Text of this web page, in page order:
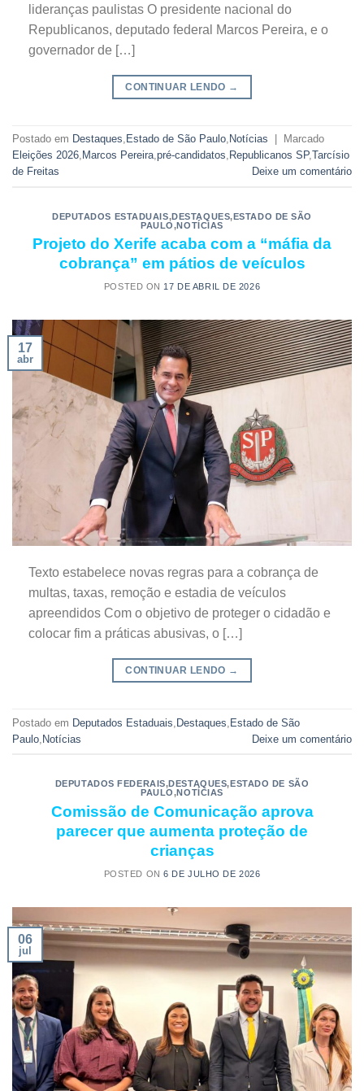
lideranças paulistas O presidente nacional do
Republicanos, deputado federal Marcos Pereira, e o
governador de […]
CONTINUAR LENDO →
Postado em Destaques Estado de São Paulo Notícias
Marcado
Eleições 2026 Marcos Pereira pré-candidatos Republicanos SP, Tarcísio
de Freitas
Deixe um comentário
DEPUTADOS ESTADUAIS,DESTAQUES,ESTADO DE SÃO
PAULO,NOTÍCIAS
Projeto do Xerife acaba com a “máfia da
cobrança” em pátios de veículos
POSTED ON 17 DE ABRIL DE 2026
17
abr
Texto estabelece novas regras para a cobrança de
multas, taxas, remoção e estadia de veículos
apreendidos Com o objetivo de proteger o cidadão e
colocar fim a práticas abusivas, o […]
CONTINUAR LENDO →
Postado em Deputados Estaduais Destaques Estado de São
Paulo Notícias Deixe um comentário
DEPUTADOS FEDERAIS,DESTAQUES, ESTADO DE SÃO
PAULO,NOTÍCIAS
Comissão de Comunicação aprova
parecer que aumenta proteção de
crianças
POSTED ON6 DE JULHO DE 2026
06
jul